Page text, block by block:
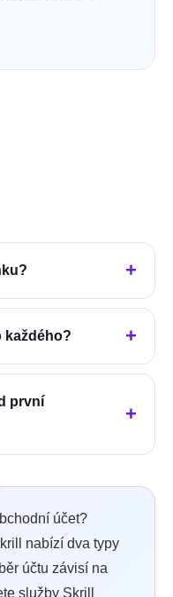
každého?
první
účet?
nabízí dva typy
účtu závisí na
služby Skrill